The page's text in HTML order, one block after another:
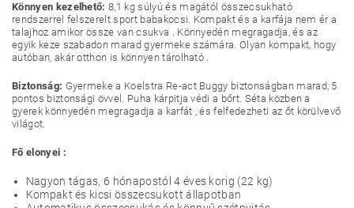
Könnyen kezelhető:8,1 kg súlyú és magától összecsukható
rendszerrel felszerelt sport babakocsi. Kompakt és a karfája nem ér a
talajhoz amikor össze van csukva . Könnyedén megragadja, és az
egyik keze szabadon marad gyermeke számára. Olyan kompakt, hogy
autóban, akár otthon is könnyen tárolható .
Biztonság: Gyermeke a Koelstra Re-act Buggy biztonságban marad, 5
pontos biztonsági övvel. Puha kárpitja védi a bőrt. Séta közben a
gyerek könnyedén megragadja a karfát , és felfedezheti az őt körülvevő
világot.
Fő elonyei :
Nagyon tágas, 6 hónapostól 4 éves korig (22 kg)
Kompakt és kicsi összecsukott állapotban